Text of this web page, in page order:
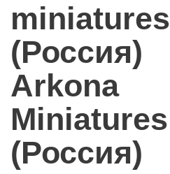
miniatures
(Россия)
Arkona
Miniatures
(Россия)